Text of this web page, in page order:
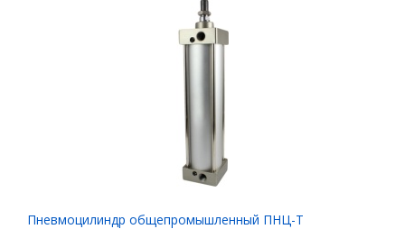
Пневмоцилиндр общепромышленный ПНЦ-Т